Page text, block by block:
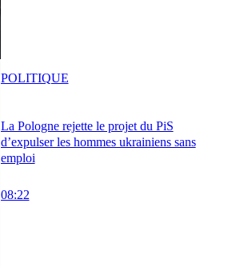
La Pologne rejette le projet du PiS
d’expulser les hommes ukrainiens sans
emploi
08:22
POLITIQUE